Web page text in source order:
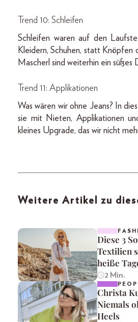
Trend 10: Schleifen
Schleifen waren auf den
Kleidern, Schuhen, statt Knöpfen
Mascherl sind weiterhin ein süßes
Trend 11: Applikationen
Was wären wir ohne Jeans? In
sie mit Nieten, Applikationen
kleines Upgrade, das wir nicht
Weitere Artikel zu
Diese 3
Textilien
heiße
2 Min.
Christa
Niemals
Heels